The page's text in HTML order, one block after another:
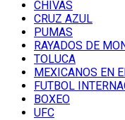
CHIVAS
CRUZ AZUL
PUMAS
RAYADOS DE
TOLUCA
MEXICANOS EN
FUTBOL
BOXEO
UFC